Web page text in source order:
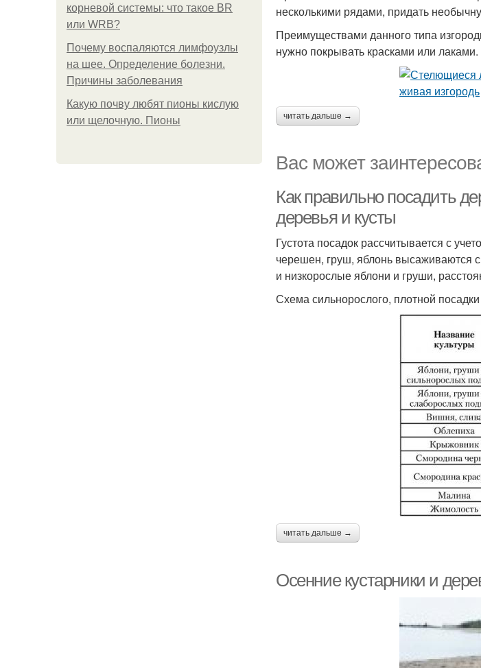
корневой системы: что такое BR
или WRB?
Почему воспаляются лимфоузлы
на шее. Определение болезни.
Причины заболевания
Какую почву любят пионы кислую
или щелочную. Пионы
несколькими рядами, придать
Преимуществами данного типа
нужно покрывать красками или лаками.
читать дальше →
Вас может
Как правильно посадить
деревья и кусты
Густота посадок рассчитывается с
черешен, груш, яблонь высаживаются
и низкорослые яблони и груши,
Схема сильнорослого, плотной
читать дальше →
Осенние кустарники и